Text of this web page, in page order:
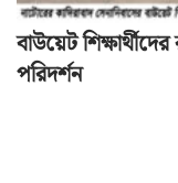
বাউয়েট
পরিদর্শন